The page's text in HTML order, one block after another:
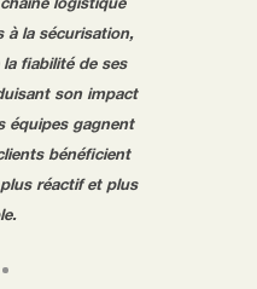
à la sécurisation,
la fiabilité de ses
son impact
équipes gagnent
bénéficient
réactif et plus